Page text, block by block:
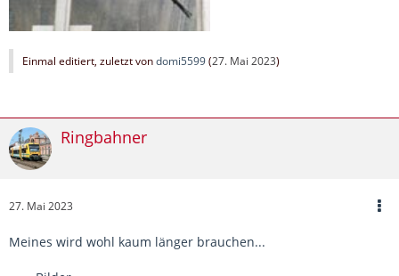
Einmal editiert, zuletzt vondomi5599(27. Mai 2023)
Ringbahner
27. Mai 2023
Meines wird wohl kaum länger brauchen...